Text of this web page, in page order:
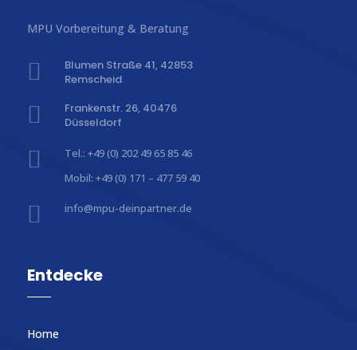
MPU Vorbereitung & Beratung

Blumen Straße 41, 42853
Remscheid

Frankenstr. 26, 40476
Düsseldorf

Tel.: +49 (0) 202 49 65 85 46
Mobil: +49 (0) 171 – 477 59 40
 info@mpu-deinpartner.de
Entdecke
Home